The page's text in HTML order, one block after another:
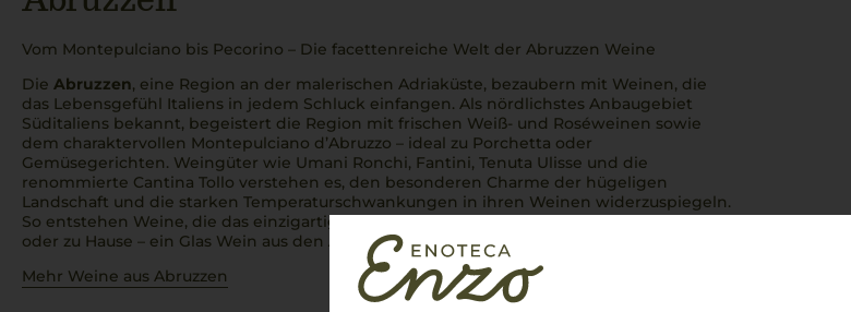
Vom Montepulciano bis Pecorino – Die facettenreiche Welt der Abruzzen Weine
Die Abruzzen, eine Region an der malerischen Adriaküste, bezaubern mit Weinen, die
das Lebensgefühl Italiens in jedem Schluck einfangen. Als nördlichstes Anbaugebiet
Süditaliens bekannt, begeistert die Region mit frischen Weiß- und Roséweinen sowie
dem charaktervollen Montepulciano d’Abruzzo – ideal zu Porchetta oder
Gemüsegerichten. Weingüter wie Umani Ronchi, Fantini, Tenuta Ulisse und die
renommierte Cantina Tollo verstehen es, den besonderen Charme der hügeligen
Landschaft und die starken Temperaturschwankungen in ihren Weinen widerzuspiegeln.
So entstehen Weine, die das einzigartige Flair derAbruzzenverkörpern. Ob am Strand
oder zu Hause – ein Glas Wein aus den Abruzzen ist immeruna scelta perfetta
Mehr Weine aus Abruzzen